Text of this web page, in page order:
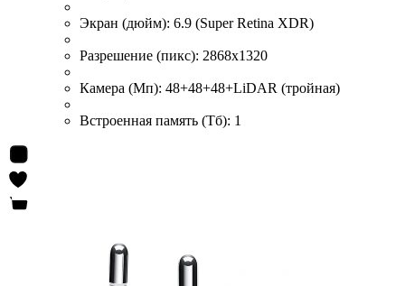
Экран (дюйм): 6.9 (Super Retina XDR)
Разрешение (пикс): 2868x1320
Камера (Мп): 48+48+48+LiDAR (тройная)
Встроенная память (Тб): 1